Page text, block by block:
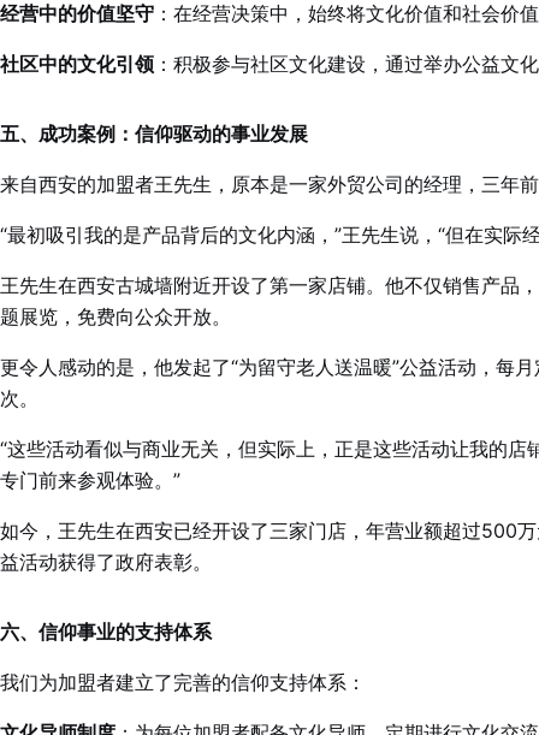
经营中的价值坚守 ：在经营决策中，始终将文化价值和社会价
社区中的文化引领 ：积极参与社区文化建设，通过举办公益文
五、成功案例：信仰驱动的事业发展
来自西安的加盟者王先生，原本是一家外贸公司的经理，三年
“最初吸引我的是产品背后的文化内涵，”王先生说，“但在实际
王先生在西安古城墙附近开设了第一家店铺。他不仅销售产品
题展览，免费向公众开放。
更令人感动的是，他发起了“为留守老人送温暖”公益活动，每
次。
“这些活动看似与商业无关，但实际上，正是这些活动让我的
专门前来参观体验。”
如今，王先生在西安已经开设了三家门店，年营业额超过500
益活动获得了政府表彰。
六、信仰事业的支持体系
我们为加盟者建立了完善的信仰支持体系：